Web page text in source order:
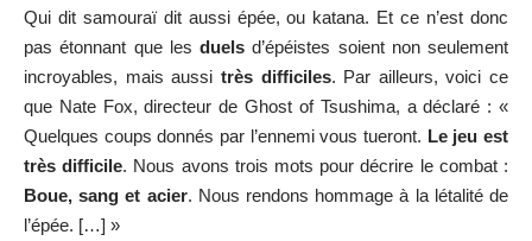
Qui dit samouraï dit aussi épée, ou katana. Et ce n’est donc
pas étonnant que les duels d’épéistes soient non seulement
incroyables, mais aussi très difficiles. Par ailleurs, voici ce
que Nate Fox, directeur de Ghost of Tsushima, a déclaré : «
Quelques coups donnés par l’ennemi vous tueront. Le jeu est
très difficile. Nous avons trois mots pour décrire le combat :
Boue, sang et acier. Nous rendons hommage à la létalité de
l’épée. […] »